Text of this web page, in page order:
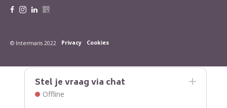
© Intermaris 2022 Privacy Cookies
Stel je vraag via chat
Offline